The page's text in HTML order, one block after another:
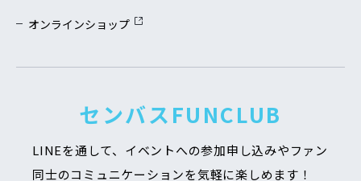
オンラインショップ
センバスFUNCLUB
LINEを通して、イベントへの参加申し込みやファン
同士のコミュニケーションを気軽に楽しめます！